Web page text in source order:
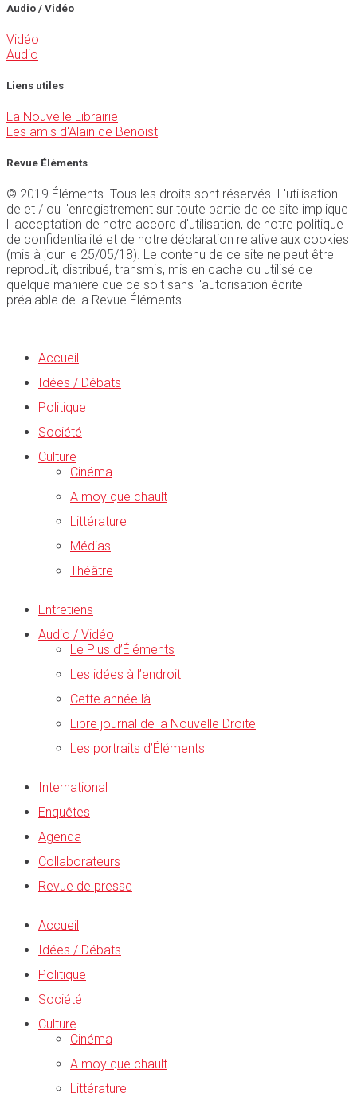
Audio / Vidéo
Vidéo
Audio
Liens utiles
La Nouvelle Librairie
Les amis d'Alain de Benoist
Revue Éléments
© 2019 Éléments. Tous les droits sont réservés. L'utilisation
de et / ou l'enregistrement sur toute partie de ce site implique
l' acceptation de notre accord d'utilisation, de notre politique
de confidentialité et de notre déclaration relative aux cookies
(mis à jour le 25/05/18). Le contenu de ce site ne peut être
reproduit, distribué, transmis, mis en cache ou utilisé de
quelque manière que ce soit sans l'autorisation écrite
préalable de la Revue Éléments.
Accueil
Idées / Débats
Politique
Société
Culture
Cinéma
A moy que chault
Littérature
Médias
Théâtre
Entretiens
Audio / Vidéo
Le Plus d’Éléments
Les idées à l’endroit
Cette année là
Libre journal de la Nouvelle Droite
Les portraits d’Éléments
International
Enquêtes
Agenda
Collaborateurs
Revue de presse
Accueil
Idées / Débats
Politique
Société
Culture
Cinéma
A moy que chault
Littérature